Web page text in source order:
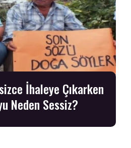
İhaleye Çıkarken
Neden Sessiz?